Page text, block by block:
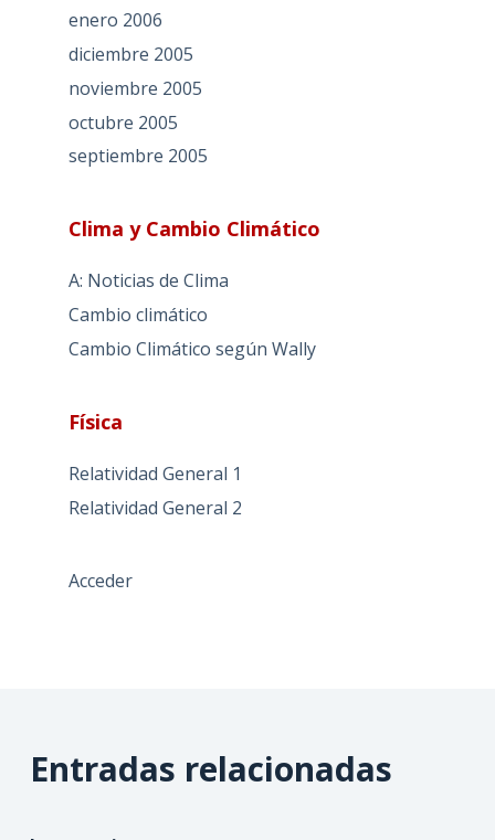
enero 2006
diciembre 2005
noviembre 2005
octubre 2005
septiembre 2005
Clima y Cambio Climático
A: Noticias de Clima
Cambio climático
Cambio Climático según Wally
Física
Relatividad General 1
Relatividad General 2
Acceder
Entradas relacionadas